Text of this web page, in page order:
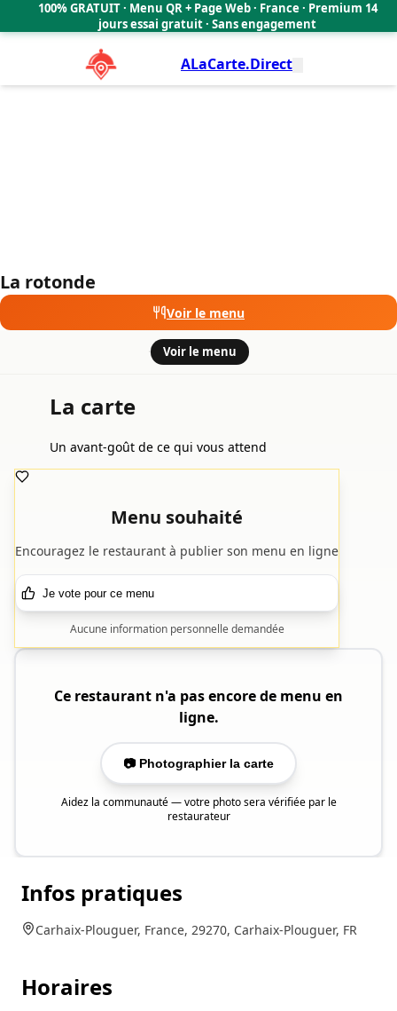
100% GRATUIT · Menu QR + Page Web · France · Premium 14
jours essai gratuit · Sans engagement
ALaCarte.Direct
La rotonde
Voir le menu
· Voir le menu
La rotonde
La carte
Un avant-goût de ce qui vous attend
Menu souhaité
Encouragez le restaurant à publier son menu en ligne
Je vote pour ce menu
Aucune information personnelle demandée
Ce restaurant n'a pas encore de menu en
ligne.
📷 Photographier la carte
Aidez la communauté — votre photo sera vérifiée par le
restaurateur
Infos pratiques
Carhaix-Plouguer, France, 29270, Carhaix-Plouguer, FR
Horaires